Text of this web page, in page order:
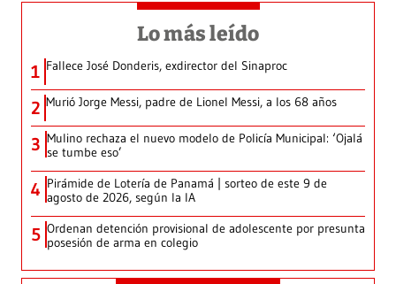
Lo más leído
1 Fallece José Donderis, exdirector del Sinaproc
2 Murió Jorge Messi, padre de Lionel Messi, a los 68 años
3 Mulino rechaza el nuevo modelo de Policía Municipal: ‘Ojalá
se tumbe eso’
4 Pirámide de Lotería de Panamá | sorteo de este 9 de
agosto de 2026, según la IA
5 Ordenan detención provisional de adolescente por presunta
posesión de arma en colegio